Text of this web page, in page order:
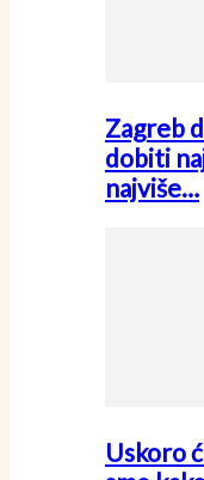
Zagreb
dobiti
najviše…
Uskoro